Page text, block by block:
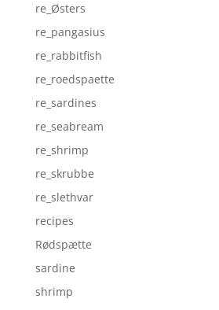
re_Østers
re_pangasius
re_rabbitfish
re_roedspaette
re_sardines
re_seabream
re_shrimp
re_skrubbe
re_slethvar
recipes
Rødspætte
sardine
shrimp